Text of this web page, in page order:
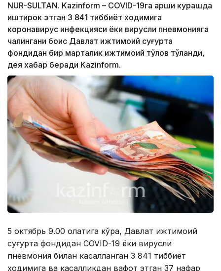
NUR-SULTAN. Kazinform – COVID-19га қарши курашда
иштирок этган 3 841 тиббиёт ходимига
коронавирус инфекцияси ёки вирусли пневмонияга
чалингани боис Давлат ижтимоий суғурта
фондидан бир марталик ижтимоий тўлов тўланди,
дея хабар беради Kazinform.
5 октябрь 9.00 ҳолатига кўра, Давлат ижтимоий
суғурта фондидан COVID-19 ёки вирусли
пневмония билан касалланган 3 841 тиббиёт
ходимига ва касалликдан вафот этган 37 нафар